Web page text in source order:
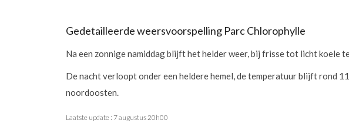
Gedetailleerde weersvoorspelling Parc Chlorophylle
Na een zonnige namiddag blijft het helder weer, bij frisse tot licht koele
De nacht verloopt onder een heldere hemel, de temperatuur blijft rond
noordoosten.
Laatste update : 7 augustus 20h00